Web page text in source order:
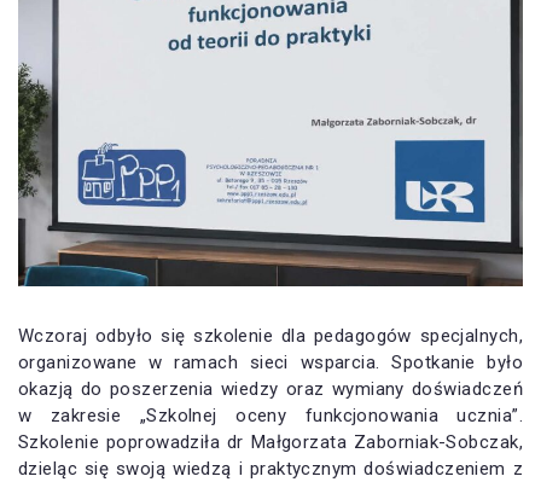
Wczoraj odbyło się szkolenie dla pedagogów specjalnych,
organizowane w ramach sieci wsparcia. Spotkanie było
okazją do poszerzenia wiedzy oraz wymiany doświadczeń
w zakresie „Szkolnej oceny funkcjonowania ucznia”.
Szkolenie poprowadziła dr Małgorzata Zaborniak-Sobczak,
dzieląc się swoją wiedzą i praktycznym doświadczeniem z